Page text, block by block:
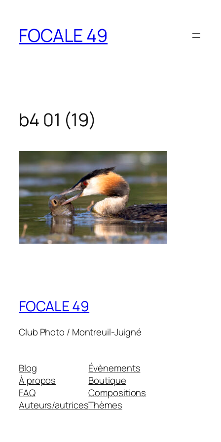
contenu
FOCALE 49
b4 01 (19)
FOCALE 49
Club Photo / Montreuil-Juigné
Blog
À propos
FAQ
Auteurs/autrices
Évènements
Boutique
Compositions
Thèmes